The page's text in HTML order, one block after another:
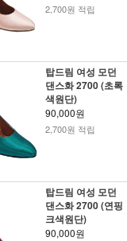
2,700원 적립
탑드림 여성 모던
댄스화 2700 (초록
색원단)
90,000원
2,700원 적립
탑드림 여성 모던
댄스화 2700 (연핑
크색원단)
90,000원